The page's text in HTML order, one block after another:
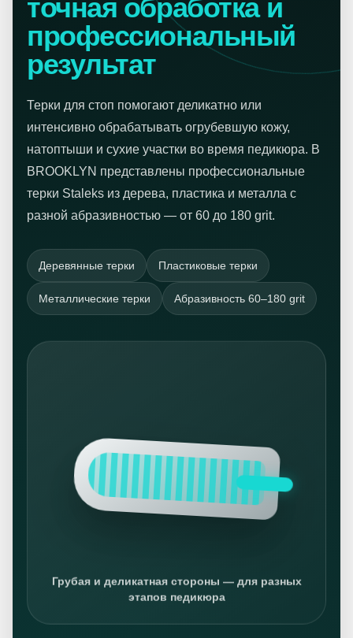
точная обработка и
профессиональный
результат
Терки для стоп помогают деликатно или
интенсивно обрабатывать огрубевшую кожу,
натоптыши и сухие участки во время педикюра. В
BROOKLYN представлены профессиональные
терки Staleks из дерева, пластика и металла с
разной абразивностью — от 60 до 180 grit.
Деревянные терки Пластиковые терки
Металлические терки Абразивность 60–180 grit
Грубая и деликатная стороны — для разных
этапов педикюра